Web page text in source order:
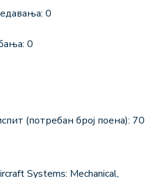
0
0
(потребан број поена): 70
Systems: Mechanical,